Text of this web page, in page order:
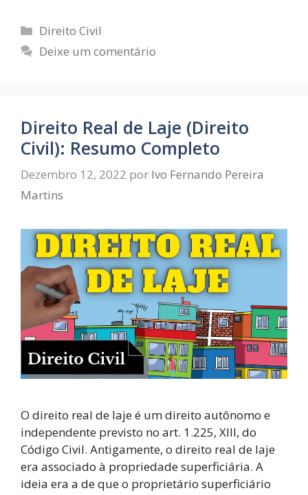
Direito Civil
Deixe um comentário
Direito Real de Laje (Direito
Civil): Resumo Completo
Dezembro 12, 2022 por Ivo Fernando Pereira
Martins
O direito real de laje é um direito autônomo e
independente previsto no art. 1.225, XIII, do
Código Civil. Antigamente, o direito real de laje
era associado à propriedade superficiária. A
ideia era a de que o proprietário superficiário